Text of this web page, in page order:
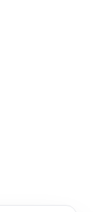
#DÜNYA